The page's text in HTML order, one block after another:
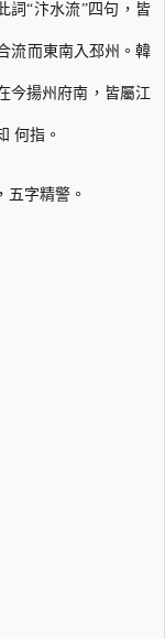
詞“汴水流”四句，皆
流而東南入邳州。韓
今揚州府南，皆屬江
何指。
五字精警。